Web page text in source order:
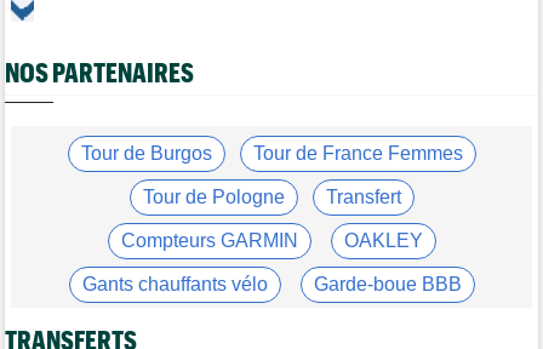
Tour de France Femmes
06/08
Tour de France Femmes
Kim Le Court Pienaar : "La course a été complètement folle"
Isaac Del Toro prolonge avec UAE Team Emirates-XRG jusqu'en
06/08
Tour de Burgos
Felix Gall : "J’espère conserver ce maillot de leader"
NOS PARTENAIRES
Tour de Burgos Tour de France Femmes
Tour de Pologne Transfert
Compteurs GARMIN OAKLEY
Gants chauffants vélo Garde-boue BBB
Casque ABUS
TRANSFERTS